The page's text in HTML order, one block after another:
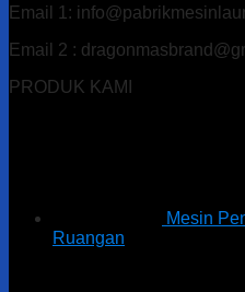
Email 1:
Email 2 :
PRODUK KAMI
Mesin
Ruangan